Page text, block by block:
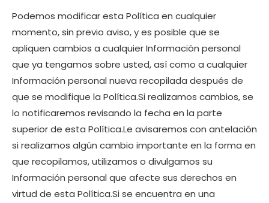
Podemos modificar esta Política en cualquier
momento, sin previo aviso, y es posible que se
apliquen cambios a cualquier Información personal
que ya tengamos sobre usted, así como a cualquier
Información personal nueva recopilada después de
que se modifique la Política.Si realizamos cambios, se
lo notificaremos revisando la fecha en la parte
superior de esta Política.Le avisaremos con antelación
si realizamos algún cambio importante en la forma en
que recopilamos, utilizamos o divulgamos su
Información personal que afecte sus derechos en
virtud de esta Política.Si se encuentra en una